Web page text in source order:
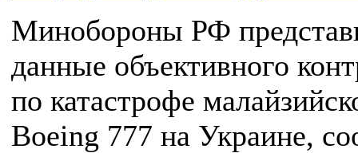
Минобороны РФ
данные объективного
по катастрофе
Boeing 777 на Украине,